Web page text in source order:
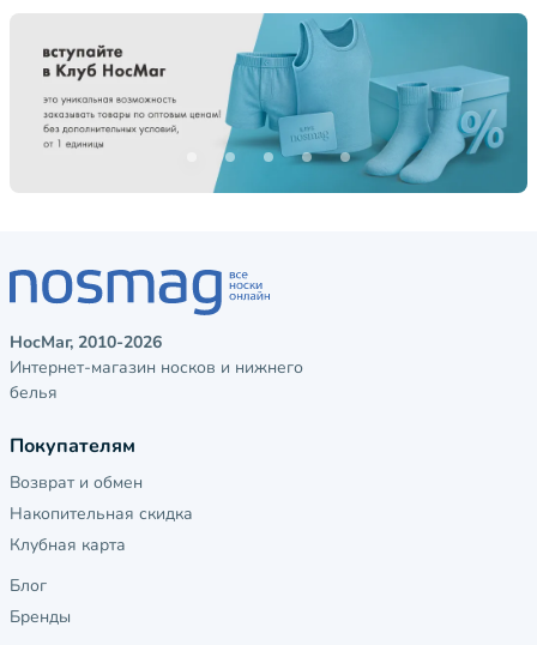
НосМаг, 2010-2026
Интернет-магазин носков и нижнего
белья
Покупателям
Возврат и обмен
Накопительная скидка
Клубная карта
Блог
Бренды